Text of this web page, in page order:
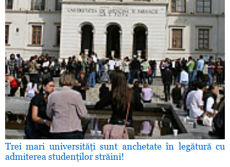
Trei mari universităţi sunt anchetate în legătură cu
admiterea studenţilor străini!